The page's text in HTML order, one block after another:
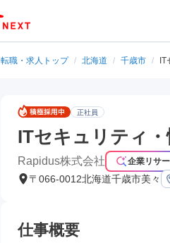
転職・求人トップ / 北海道 / 千歳市 /
正社員
ITセキュリティ
Rapidus株式会社 企業リサ
〒066-0012北海道千歳市美々
仕事概要